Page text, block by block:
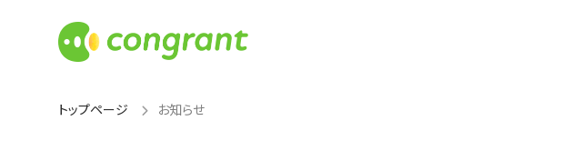
トップページ お知らせ